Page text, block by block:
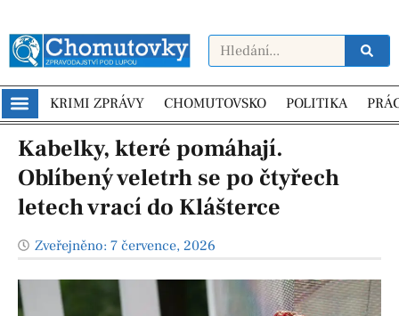
KRIMI ZPRÁVY CHOMUTOVSKO POLITIKA
Kabelky, které pomáhají.
Oblíbený veletrh se po čtyřech
letech vrací do Klášterce
Zveřejněno: 7 července, 2026